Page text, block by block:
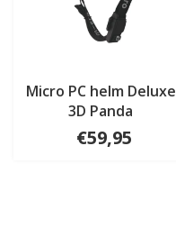
Micro PC helm Deluxe
3D Panda
€59,95